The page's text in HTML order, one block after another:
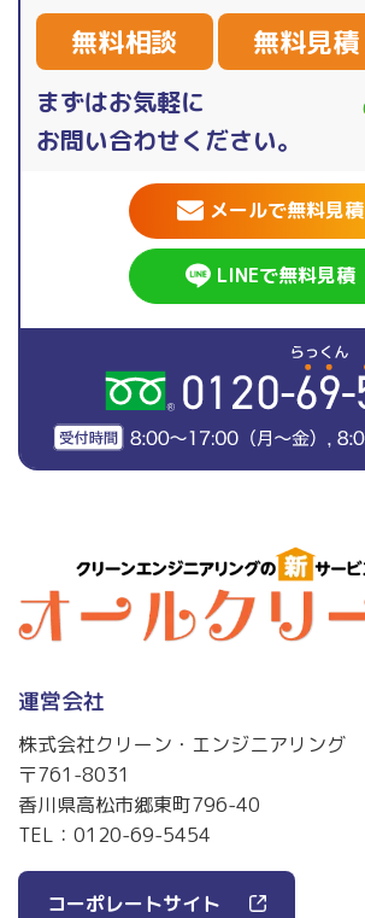
無料相談 無料見積
まずはお気軽に
お問い合わせください。
メールで無料見積
LINEで無料見積
運営会社
株式会社クリーン・エンジニアリング
〒761-8031
香川県高松市郷東町796-40
TEL： 0120-69-5454
コーポレートサイト